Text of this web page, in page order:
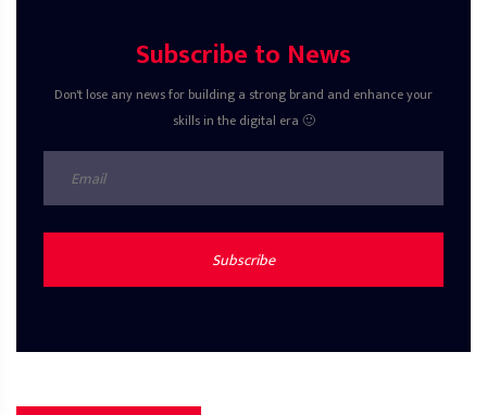
Subscribe to News
Don't lose any news for building a strong brand and enhance your
skills in the digital era 🙂
Subscribe